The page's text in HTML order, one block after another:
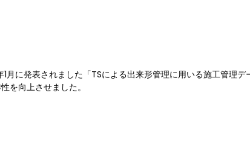
に発表されました「TSによる出来形管理に用いる施工管理デ
を向上させました。